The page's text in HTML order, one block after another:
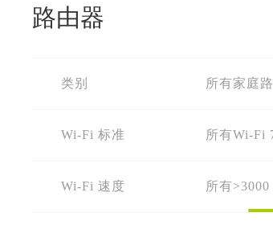
路由器
类别 所有家庭
Wi-Fi 标准 所有Wi-Fi
Wi-Fi 速度 所有>3000